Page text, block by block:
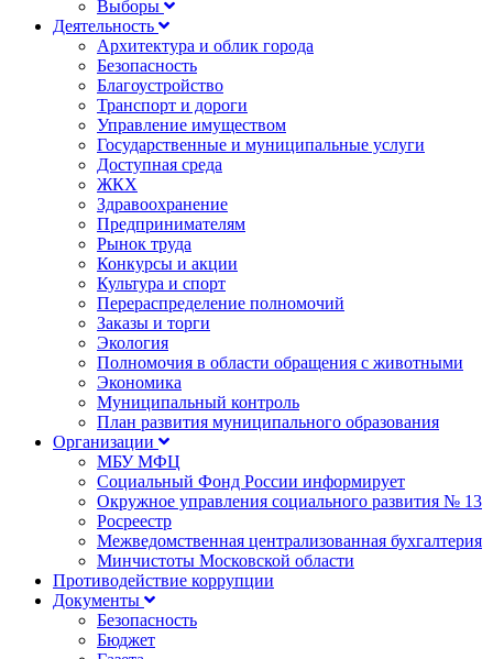
Выборы
Деятельность
Архитектура и облик города
Безопасность
Благоустройство
Транспорт и дороги
Управление имуществом
Государственные и муниципальные услуги
Доступная среда
ЖКХ
Здравоохранение
Предпринимателям
Рынок труда
Конкурсы и акции
Культура и спорт
Перераспределение полномочий
Заказы и торги
Экология
Полномочия в области обращения с животными
Экономика
Муниципальный контроль
План развития муниципального образования
Организации
МБУ МФЦ
Социальный Фонд России информирует
Окружное управления социального развития № 13
Росреестр
Межведомственная централизованная бухгалтерия
Минчистоты Московской области
Противодействие коррупции
Документы
Безопасность
Бюджет